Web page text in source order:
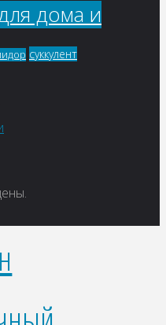
дома и
суккулент